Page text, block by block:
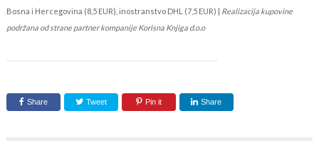
Bosna i Hercegovina (8,5 EUR), inostranstvo DHL (7,5 EUR) | Realizacija kupovine
podržana od strane partner kompanije Korisna Knjiga d.o.o
Share Tweet Pin it Share